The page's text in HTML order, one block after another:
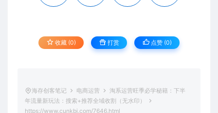
收藏 (0) 打赏 点赞 (0)
海存创客笔记 电商运营
淘系运营旺季必学秘籍：下半
年流量新玩法：搜索+推荐全域收割（无水印）
https://www.cunkbj.com/7646.html